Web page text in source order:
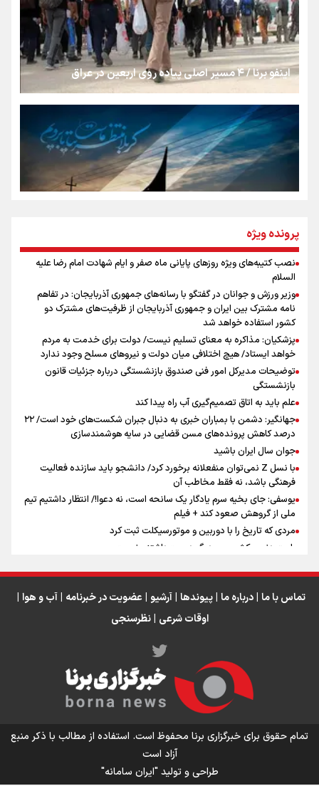
رسانه ملی و حق مردم برای شنیدن صدای رئیس‌جمهوری
روایت ایران از کنار مردم
از طلوع خیابان‌ها تا غروب اشک
سه حسرتی که به دلم ماند
مومنِ مقتدرِ مظلوم
اینفو برنا / ۴ مسیر اصلی پیاده روی اربعین در عراق
اینفو برنا / توصیه‌هایی طلایی برای پیاده روی اربعین
اینفو برنا / جدول کامل فاصله مرز شلمچه تا شهرهای زیارتی
عراق
اینفو برنا/ میزان مالیات بر ارزش افزوده چقدر است؟
پرونده ویژه
نصب کتیبه‌های ویژه روزهای پایانی ماه صفر و ایام شهادت امام رضا علیه
السلام
وزیر ورزش و جوانان در گفتگو با رسانه‌های جمهوری آذربایجان: در تفاهم
نامه مشترک بین ایران و جمهوری آذربایجان از ظرفیت‌های مشترک دو
کشور استفاده خواهد شد
پزشکیان: مذاکره به معنای تسلیم نیست/ دولت برای خدمت به مردم
خواهد ایستاد/ هیچ اختلافی میان دولت و نیروهای مسلح وجود ندارد
توضیحات مدیرکل امور فنی صندوق بازنشستگی درباره جزئیات قانون
بازنشستگی
علم باید به اتاق تصمیم‌گیری آب راه پیدا کند
جهانگیر: دشمن با بمباران خبری به دنبال جبران شکست‌های خود است/ ۲۲
درصد کاهش پرونده‌های مسن قضایی در سایه هوشمندسازی
جوان سال ایران باشید
با نسل Z نمی‌توان منفعلانه برخورد کرد/ دانشجو باید سازنده فعالیت
فرهنگی باشد، نه فقط مخاطب آن
یوسفی: جای بخیه سرم یادگار یک سانحه است، نه دعوا!/ انتظار داشتیم تیم
ملی از گروهش صعود کند + فیلم
مردی که تاریخ را با دوربین و موتورسیکلت ثبت کرد
رابرت دنیرو: کشور من دیگر دوست‌داشتنی نیست
انتظار حضور تیم‌های بزرگ مثل استقلال در لیگ هستیم
تورم ۵۸ درصدی معدن / وقتی هزینه استخراج از توان قیمت‌گذاری سبقتتماس با ما | درباره ما | پیوندها | آرشیو | عضویت در خبرنامه | آب و هوا |
اوقات شرعی | نظرسنجی
تمام حقوق برای خبرگزاری برنا محفوظ است. استفاده از مطالب با ذکر منبع
آزاد است
طراحی و تولید"ایران سامانه"